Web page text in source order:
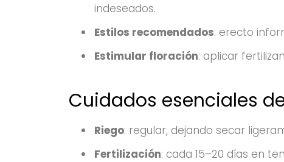
indeseados.
Estilos recomendados: erecto
Estimular floración: aplicar
Cuidados esenciales
Riego: regular, dejando secar
Fertilización: cada 15–20 días en